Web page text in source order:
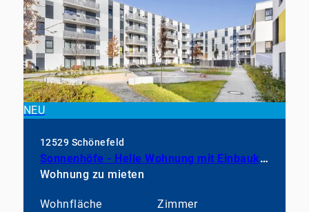
NEU
12529 Schönefeld
Sonnenhöfe - Helle Wohnung mit Einbauküche
Wohnung zu mieten
Wohnfläche
Zimmer